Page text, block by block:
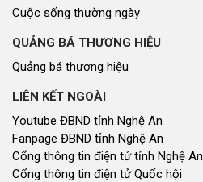
Cuộc sống thường ngày
QUẢNG BÁ THƯƠNG HIỆU
Quảng bá thương hiệu
LIÊN KẾT NGOÀI
Youtube ĐBND tỉnh Nghệ An
Fanpage ĐBND tỉnh Nghệ An
Cổng thông tin điện tử tỉnh Nghệ An
Cổng thông tin điện tử Quốc hội